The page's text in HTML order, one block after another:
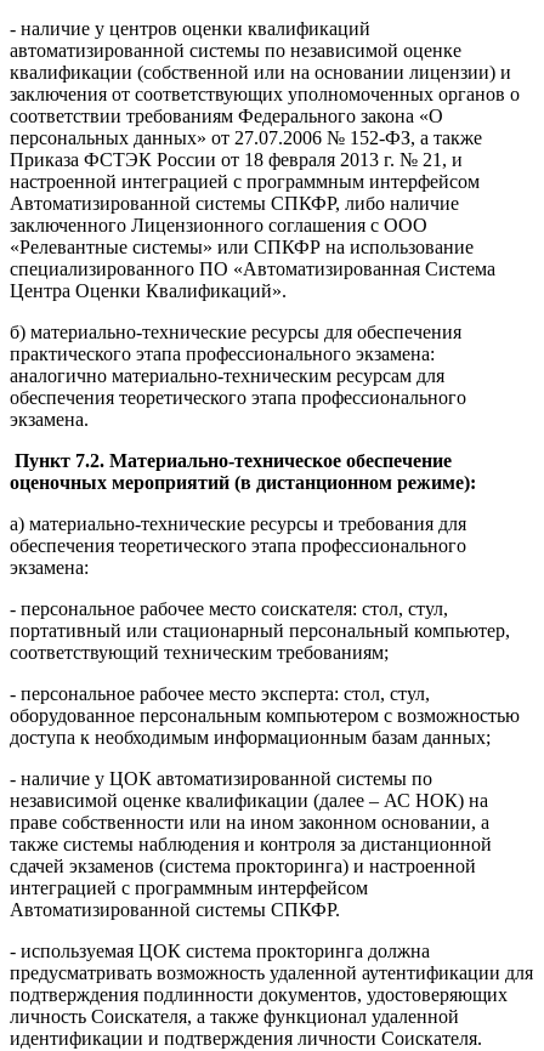
- наличие у центров оценки квалификаций
автоматизированной системы по независимой оценке
квалификации (собственной или на основании лицензии) и
заключения от соответствующих уполномоченных органов о
соответствии требованиям Федерального закона «О
персональных данных» от 27.07.2006 № 152-ФЗ, а также
Приказа ФСТЭК России от 18 февраля 2013 г. № 21, и
настроенной интеграцией с программным интерфейсом
Автоматизированной системы СПКФР, либо наличие
заключенного Лицензионного соглашения с ООО
«Релевантные системы» или СПКФР на использование
специализированного ПО «Автоматизированная Система
Центра Оценки Квалификаций».
б) материально-технические ресурсы для обеспечения
практического этапа профессионального экзамена:
аналогично материально-техническим ресурсам для
обеспечения теоретического этапа профессионального
экзамена.
Пункт 7.2. Материально-техническое обеспечение
оценочных мероприятий (в дистанционном режиме):
а) материально-технические ресурсы и требования для
обеспечения теоретического этапа профессионального
экзамена:
- персональное рабочее место соискателя: стол, стул,
портативный или стационарный персональный компьютер,
соответствующий техническим требованиям;
- персональное рабочее место эксперта: стол, стул,
оборудованное персональным компьютером с возможностью
доступа к необходимым информационным базам данных;
- наличие у ЦОК автоматизированной системы по
независимой оценке квалификации (далее – АС НОК) на
праве собственности или на ином законном основании, а
также системы наблюдения и контроля за дистанционной
сдачей экзаменов (система прокторинга) и настроенной
интеграцией с программным интерфейсом
Автоматизированной системы СПКФР.
- используемая ЦОК система прокторинга должна
предусматривать возможность удаленной аутентификации для
подтверждения подлинности документов, удостоверяющих
личность Соискателя, а также функционал удаленной
идентификации и подтверждения личности Соискателя.